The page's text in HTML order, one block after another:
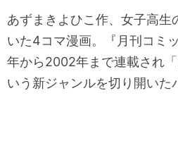
あずまきよひこ作、女子高生
いた4コマ漫画。『月刊コミ
年から2002年まで連載され
いう新ジャンルを切り開いた